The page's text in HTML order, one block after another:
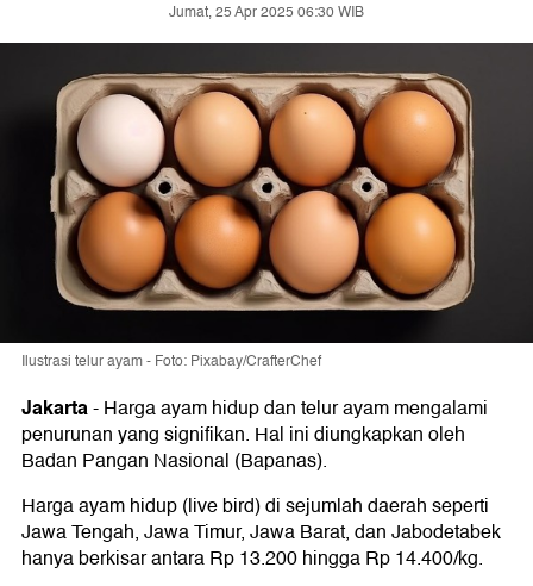
Jumat, 25 Apr 2025 06:30 WIB
Ilustrasi telur ayam - Foto: Pixabay/CrafterChef
Jakarta-Harga ayam hidup dan telur ayam mengalami
penurunan yang signifikan. Hal ini diungkapkan oleh
Badan Pangan Nasional (Bapanas).
Harga ayam hidup (live bird) di sejumlah daerah seperti
Jawa Tengah, Jawa Timur, Jawa Barat, dan Jabodetabek
hanya berkisar antara Rp 13.200 hingga Rp 14.400/kg.